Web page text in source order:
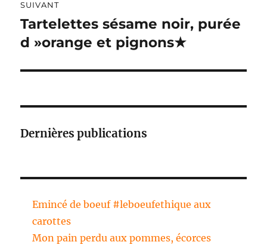
SUIVANT
Publication
suivante :
Tartelettes sésame noir, purée
d »orange et pignons★
Dernières publications
Emincé de boeuf #leboeufethique aux
carottes
Mon pain perdu aux pommes, écorces